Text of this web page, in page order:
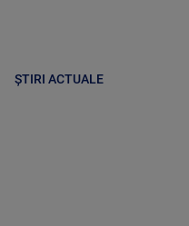
ȘTIRI ACTUALE